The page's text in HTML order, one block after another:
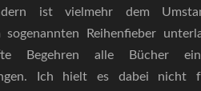
ist vielmehr dem
Reihenfieber
Begehren alle Bücher
Ich hielt es dabei nicht